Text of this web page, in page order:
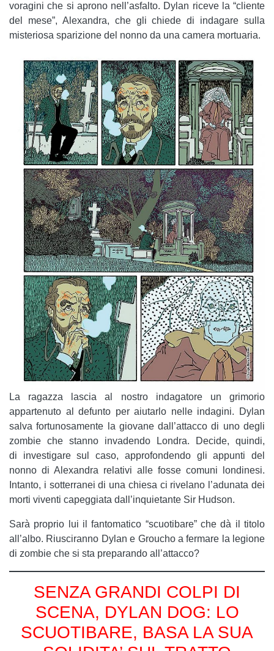
voragini che si aprono nell’asfalto. Dylan riceve la “cliente
del mese”, Alexandra, che gli chiede di indagare sulla
misteriosa sparizione del nonno da una camera mortuaria.
La ragazza lascia al nostro indagatore un grimorio
appartenuto al defunto per aiutarlo nelle indagini. Dylan
salva fortunosamente la giovane dall’attacco di uno degli
zombie che stanno invadendo Londra. Decide, quindi,
di investigare sul caso, approfondendo gli appunti del
nonno di Alexandra relativi alle fosse comuni londinesi.
Intanto, i sotterranei di una chiesa ci rivelano l’adunata dei
morti viventi capeggiata dall’inquietante Sir Hudson.
Sarà proprio lui il fantomatico “scuotibare” che dà il titolo
all’albo. Riusciranno Dylan e Groucho a fermare la legione
di zombie che si sta preparando all’attacco?
SENZA GRANDI COLPI DI
SCENA, DYLAN DOG: LO
SCUOTIBARE, BASA LA SUA